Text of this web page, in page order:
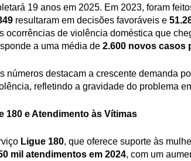
19 anos em 2025. Em 2023, foram
resultaram em decisões favoráveis e
ocorrências de violência doméstica que
a uma média de 2.600 novos casos
números destacam a crescente demanda
refletindo a gravidade do problema
180 e Atendimento às Vítimas
Ligue 180, que oferece suporte às
mil atendimentos em 2024, com um